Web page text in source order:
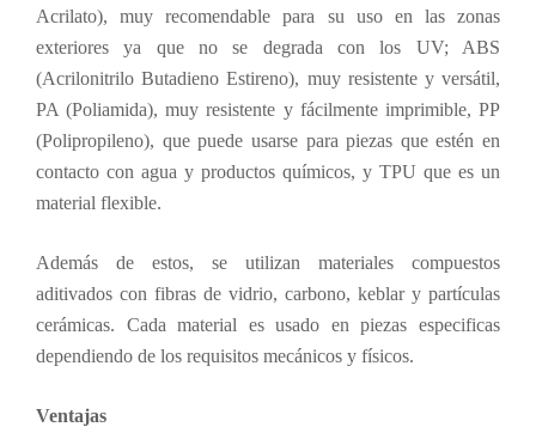
Acrilato), muy recomendable para su uso en las zonas
exteriores ya que no se degrada con los UV; ABS
(Acrilonitrilo Butadieno Estireno), muy resistente y versátil,
PA (Poliamida), muy resistente y fácilmente imprimible, PP
(Polipropileno), que puede usarse para piezas que estén en
contacto con agua y productos químicos, y TPU que es un
material flexible.
Además de estos, se utilizan materiales compuestos
aditivados con fibras de vidrio, carbono, keblar y partículas
cerámicas. Cada material es usado en piezas especificas
dependiendo de los requisitos mecánicos y físicos.
Ventajas